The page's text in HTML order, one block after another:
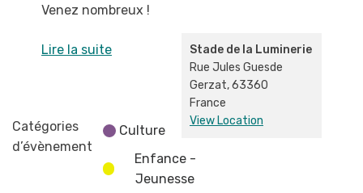
Venez nombreux !
Stade de la Luminerie
Rue Jules Guesde
Gerzat,63360
France
View Location
Lire la suite
Catégories
d’évènement
Culture
Enfance -
Jeunesse